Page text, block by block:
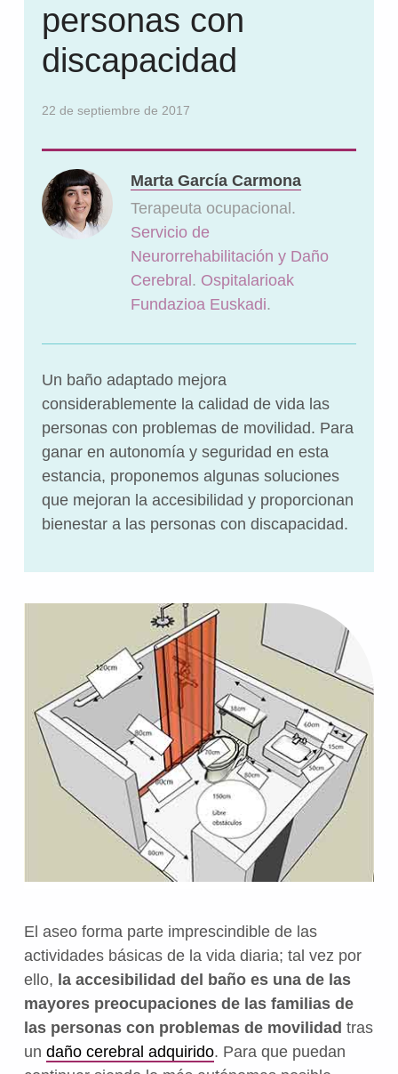
personas con
discapacidad
22 de septiembre de 2017
Marta García Carmona
Terapeuta ocupacional.
Servicio de
Neurorrehabilitación y Daño
Cerebral. Ospitalarioak
Fundazioa Euskadi.
Un baño adaptado mejora
considerablemente la calidad de vida las
personas con problemas de movilidad. Para
ganar en autonomía y seguridad en esta
estancia, proponemos algunas soluciones
que mejoran la accesibilidad y proporcionan
bienestar a las personas con discapacidad.
El aseo forma parte imprescindible de las
actividades básicas de la vida diaria; tal vez por
ello, la accesibilidad del baño es una de las
mayores preocupaciones de las familias de
las personas con problemas de movilidad tras
un daño cerebral adquirido. Para que puedan